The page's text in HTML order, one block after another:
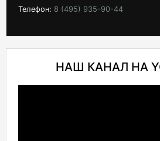
Телефон: 8 (495) 935-90-44
НАШ КАНАЛ НА